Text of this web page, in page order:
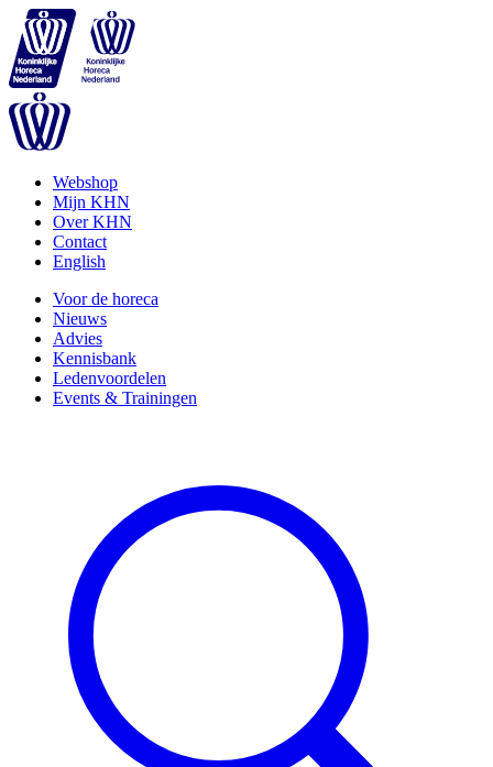
Webshop
Mijn KHN
Over KHN
Contact
English
Voor de horeca
Nieuws
Advies
Kennisbank
Ledenvoordelen
Events & Trainingen